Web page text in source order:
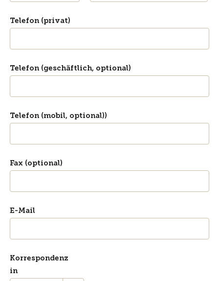
Telefon (privat)
Telefon (geschäftlich, optional)
Telefon (mobil, optional))
Fax (optional)
E-Mail
Korrespondenz
in